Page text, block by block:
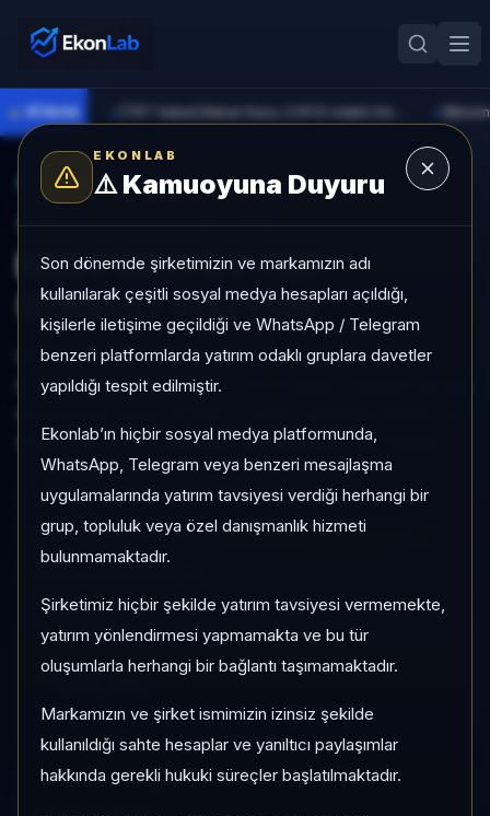
EKONLAB
⚠️Kamuoyuna Duyuru
Son dönemde şirketimizin ve markamızın adı
kullanılarak çeşitli sosyal medya hesapları açıldığı,
kişilerle iletişime geçildiği ve WhatsApp / Telegram
benzeri platformlarda yatırım odaklı gruplara davetler
yapıldığı tespit edilmiştir.
Ekonlab’ın hiçbir sosyal medya platformunda,
WhatsApp, Telegram veya benzeri mesajlaşma
uygulamalarında yatırım tavsiyesi verdiği herhangi bir
grup, topluluk veya özel danışmanlık hizmeti
bulunmamaktadır.
Şirketimiz hiçbir şekilde yatırım tavsiyesi vermemekte,
yatırım yönlendirmesi yapmamakta ve bu tür
oluşumlarla herhangi bir bağlantı taşımamaktadır.
Markamızın ve şirket ismimizin izinsiz şekilde
kullanıldığı sahte hesaplar ve yanıltıcı paylaşımlar
hakkında gerekli hukuki süreçler başlatılmaktadır.
● PİYASA
AI Fon Radar Serbest
SUNUCU TARAFI FON GIRIŞI
NEO PORTFÖY TEK
SERBEST (TL) FON
NEO PORTFÖY TEK SERBEST (TL) FON, Serbest
kategorisinde son 1 ayda +%2,90 getiri, kategori içinde
Aktif KAP KAP yoğunluğu ile izlenebilen bir fondur.
NTF Serbest Risk:Düşük
Son fiyat:3,085646 TEFAS'ta İşlem Görmüyor
1 AY VE 3 AY PERFORMANS
+%2,90
3 Ay:+%9,48
KATEGORI KONUMU